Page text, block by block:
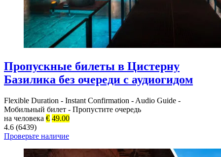
Пропускные билеты в Цистерну
Базилика без очереди с аудиогидом
Flexible Duration - Instant Confirmation - Audio Guide -
Мобильный билет - Пропустите очередь
на человека € 49.00
4.6 (6439)
Проверьте наличие